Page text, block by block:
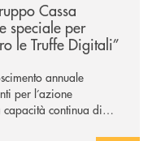
Cassa
speciale per
le Truffe Digitali”
annuale
per l’azione
capacità continua di